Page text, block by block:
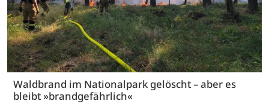
Waldbrand im Nationalpark gelöscht – aber es
bleibt »brandgefährlich«